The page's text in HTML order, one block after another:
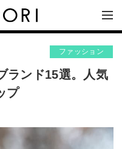
ファッション
ランド15選。人気
プ